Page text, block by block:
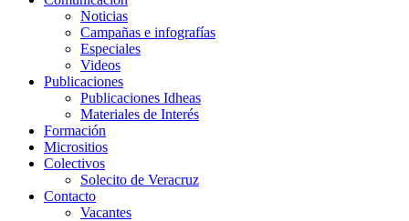
Noticias
Campañas e infografías
Especiales
Videos
Publicaciones
Publicaciones Idheas
Materiales de Interés
Formación
Micrositios
Colectivos
Solecito de Veracruz
Contacto
Vacantes